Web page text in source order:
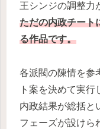
王シンジの調整力
ただの内政チート
る作品です。
各派閥の陳情を参
ト案を決めて実行
内政結果が総括と
フェーズが設けら